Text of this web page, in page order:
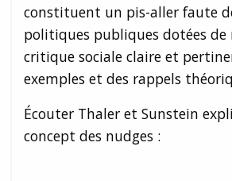
constituent un pis-aller faute
politiques publiques dotées de
critique sociale claire et
exemples et des rappels
Écouter Thaler et Sunstein
concept des nudges :